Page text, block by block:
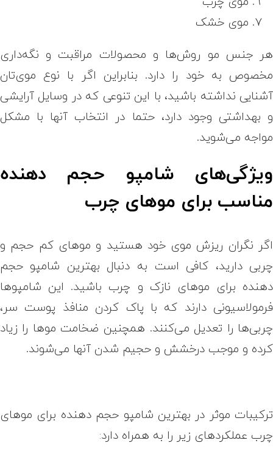
موی خشک
هر جنس مو روش‌ها و محصولات مراقبت و نگه‌داری
مخصوص به خود را دارد. بنابراین اگر با نوع موی‌تان
آشنایی نداشته باشید، با این تنوعی که در وسایل آرایشی
و بهداشتی وجود دارد، حتما در انتخاب آنها با مشکل
مواجه می‌شوید.
ویژگی‌های شامپو حجم دهنده
مناسب برای موهای چرب
اگر نگران ریزش موی خود هستید و موهای کم حجم و
چربی دارید، کافی است به دنبال بهترین شامپو حجم
دهنده برای موهای نازک و چرب باشید. این شامپوها
فرمولاسیونی دارند که با پاک کردن منافذ پوست سر،
چربی‌ها را تعدیل می‌کنند. همچنین ضخامت موها را زیاد
کرده و موجب درخشش و حجیم شدن آنها می‌شوند.
ترکیبات موثر در بهترین شامپو حجم دهنده برای موهای
چرب عملکردهای زیر را به همراه دارد: